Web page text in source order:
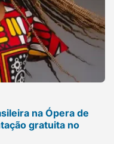
na Ópera de
gratuita no